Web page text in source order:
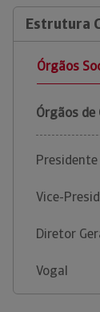
Estrutura
Órgãos
Órgãos de
Presidente
Vice-
Diretor
Vogal